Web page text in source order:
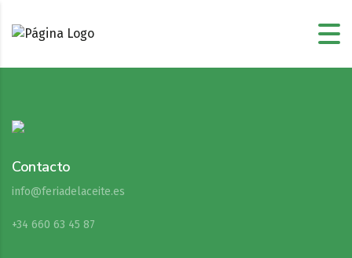
Contacto
info@feriadelaceite.es
+34 660 63 45 87